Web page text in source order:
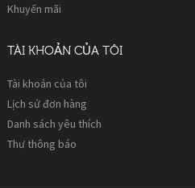
Khuyến mãi
TÀI KHOẢN CỦA TÔI
Tài khoản của tôi
Lịch sử đơn hàng
Danh sách yêu thích
Thư thông báo